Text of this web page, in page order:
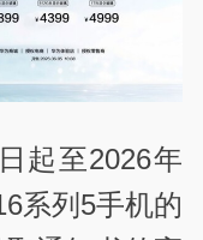
起至2026年
系列5手机的